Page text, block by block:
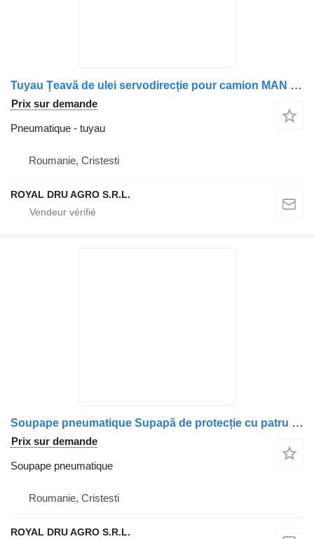
Tuyau Țeavă de ulei servodirecție pour camion MAN 06541312207 / 06540942019
Prix sur demande
Pneumatique - tuyau
Roumanie, Cristesti
ROYAL DRU AGRO S.R.L.
Soupape pneumatique Supapă de protecție cu patru circuite pour camion MAN 8152151
Prix sur demande
Soupape pneumatique
Roumanie, Cristesti
ROYAL DRU AGRO S.R.L.